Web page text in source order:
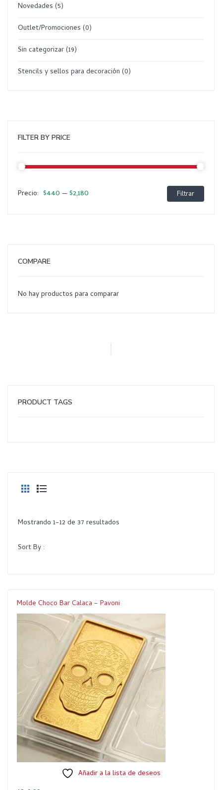
Novedades (5)
Outlet/Promociones (0)
Sin categorizar(19)
Stencils y sellos para decoración (0)
FILTER BY PRICE
Filtrar
Precio: $440 —$2,180
COMPARE
No hay productos para comparar
PRODUCT TAGS
Mostrando 1–12 de 37 resultados
Sort By :
Molde Choco Bar Calaca – Pavoni
Añadir a la lista de deseos